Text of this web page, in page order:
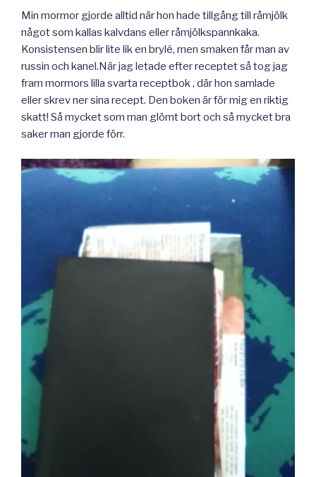
Min mormor gjorde alltid när hon hade tillgång till råmjölk
något som kallas kalvdans eller råmjölkspannkaka.
Konsistensen blir lite lik en brylé, men smaken får man av
russin och kanel.När jag letade efter receptet så tog jag
fram mormors lilla svarta receptbok , där hon samlade
eller skrev ner sina recept. Den boken är för mig en riktig
skatt! Så mycket som man glömt bort och så mycket bra
saker man gjorde förr.